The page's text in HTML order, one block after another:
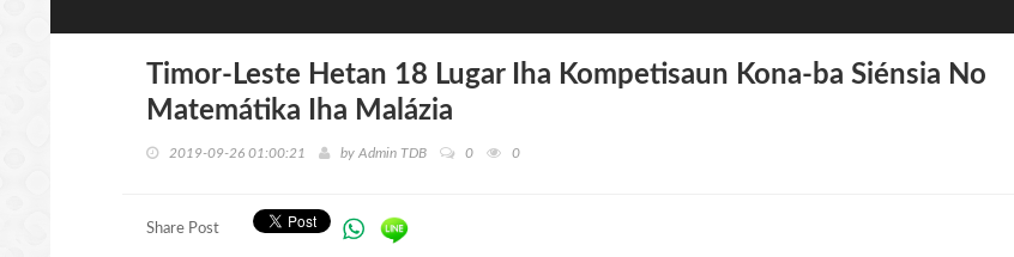
Timor-Leste Hetan 18 Lugar Iha Kompetisaun Kona-ba Siénsia No
Matemátika Iha Malázia
2019-09-26 01:00:21 by Admin TDB 0 0
Share Post